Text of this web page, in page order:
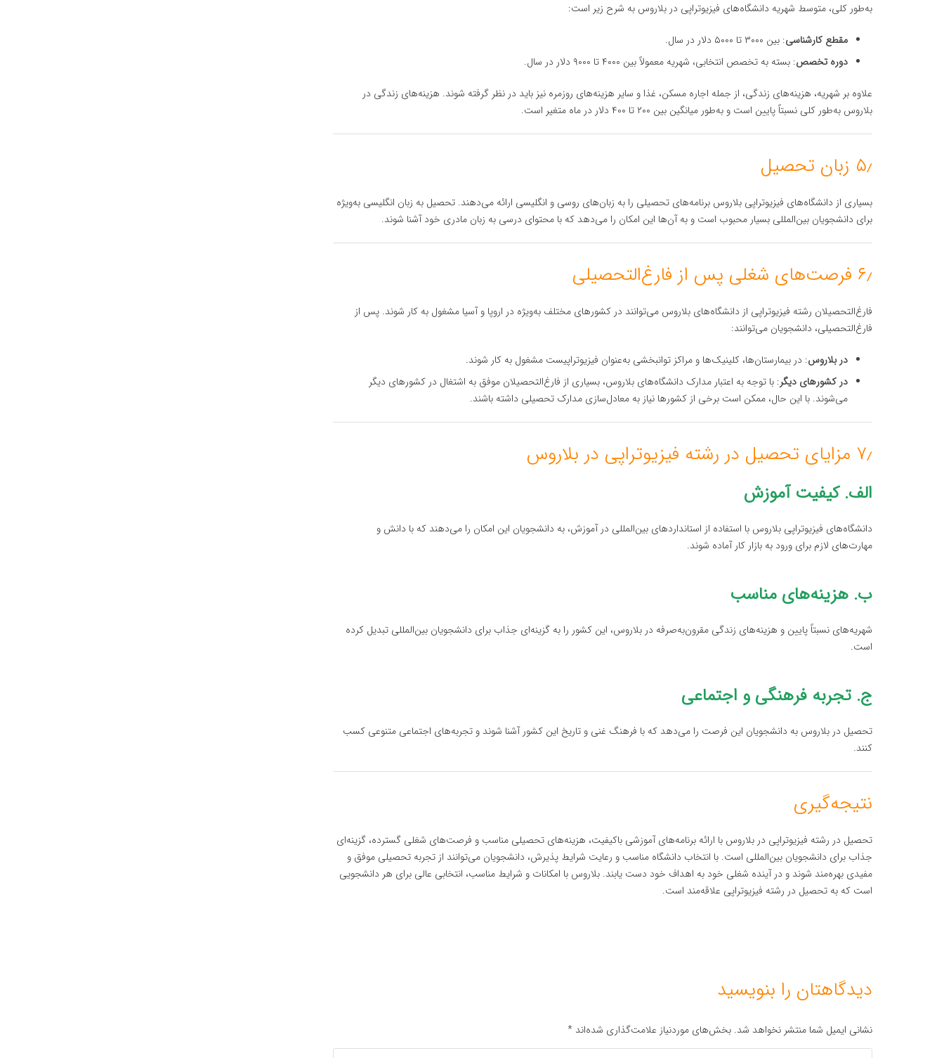
به‌طور کلی، متوسط شهریه دانشگاه‌های فیزیوتراپی در بلاروس به شرح زیر است:
مقطع کارشناسی: بین ۳۰۰۰ تا ۵۰۰۰ دلار در سال.
دوره تخصص: بسته به تخصص انتخابی، شهریه معمولاً بین ۴۰۰۰ تا ۹۰۰۰ دلار در سال.
علاوه بر شهریه، هزینه‌های زندگی، از جمله اجاره مسکن، غذا و سایر هزینه‌های روزمره نیز باید در نظر گرفته شوند. هزینه‌های زندگی در
بلاروس به‌طور کلی نسبتاً پایین است و به‌طور میانگین بین ۲۰۰ تا ۴۰۰ دلار در ماه متغیر است.
۵٫ زبان تحصیل
بسیاری از دانشگاه‌های فیزیوتراپی بلاروس برنامه‌های تحصیلی را به زبان‌های روسی و انگلیسی ارائه می‌دهند. تحصیل به زبان انگلیسی به‌ویژه
برای دانشجویان بین‌المللی بسیار محبوب است و به آن‌ها این امکان را می‌دهد که با محتوای درسی به زبان مادری خود آشنا شوند.
۶٫ فرصت‌های شغلی پس از فارغ‌التحصیلی
فارغ‌التحصیلان رشته فیزیوتراپی از دانشگاه‌های بلاروس می‌توانند در کشورهای مختلف به‌ویژه در اروپا و آسیا مشغول به کار شوند. پس از
فارغ‌التحصیلی، دانشجویان می‌توانند:
در بلاروس: در بیمارستان‌ها، کلینیک‌ها و مراکز توانبخشی به‌عنوان فیزیوتراپیست مشغول به کار شوند.
در کشورهای دیگر: با توجه به اعتبار مدارک دانشگاه‌های بلاروس، بسیاری از فارغ‌التحصیلان موفق به اشتغال در کشورهای دیگر
می‌شوند. با این حال، ممکن است برخی از کشورها نیاز به معادل‌سازی مدارک تحصیلی داشته باشند.
۷٫ مزایای تحصیل در رشته فیزیوتراپی در بلاروس
الف. کیفیت آموزش
دانشگاه‌های فیزیوتراپی بلاروس با استفاده از استانداردهای بین‌المللی در آموزش، به دانشجویان این امکان را می‌دهند که با دانش و
مهارت‌های لازم برای ورود به بازار کار آماده شوند.
ب. هزینه‌های مناسب
شهریه‌های نسبتاً پایین و هزینه‌های زندگی مقرون‌به‌صرفه در بلاروس، این کشور را به گزینه‌ای جذاب برای دانشجویان بین‌المللی تبدیل کرده
است.
ج. تجربه فرهنگی و اجتماعی
تحصیل در بلاروس به دانشجویان این فرصت را می‌دهد که با فرهنگ غنی و تاریخ این کشور آشنا شوند و تجربه‌های اجتماعی متنوعی کسب
کنند.
نتیجه‌گیری
تحصیل در رشته فیزیوتراپی در بلاروس با ارائه برنامه‌های آموزشی باکیفیت، هزینه‌های تحصیلی مناسب و فرصت‌های شغلی گسترده، گزینه‌ای
جذاب برای دانشجویان بین‌المللی است. با انتخاب دانشگاه مناسب و رعایت شرایط پذیرش، دانشجویان می‌توانند از تجربه تحصیلی موفق و
مفیدی بهره‌مند شوند و در آینده شغلی خود به اهداف خود دست یابند. بلاروس با امکانات و شرایط مناسب، انتخابی عالی برای هر دانشجویی
است که به تحصیل در رشته فیزیوتراپی علاقه‌مند است.
دیدگاهتان را بنویسید
نشانی ایمیل شما منتشر نخواهد شد. بخش‌های موردنیاز علامت‌گذاری شده‌اند *